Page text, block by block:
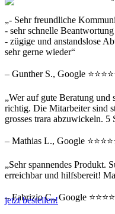
„- Sehr freundliche
- sehr schnelle
- zügige und anstandslose
sehr gerne wieder“
– Gunther S., Google
„Wer auf gute Beratung und
richtig. Die Mitarbeiter sind
grosses trara abzuwickeln.
– Mathias L., Google
„Sehr spannendes Produkt.
erreichbar und hilfsbereit!
– Fabrizio C., Google
jetzt bestellen!